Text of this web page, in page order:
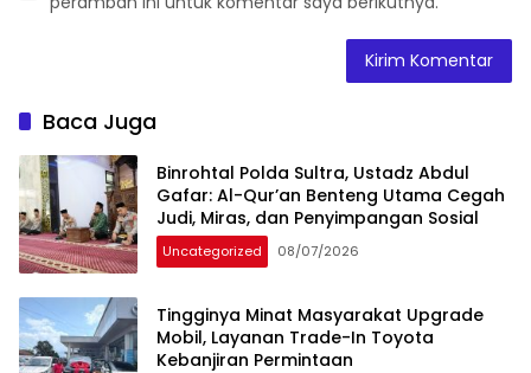
Baca Juga
Binrohtal Polda Sultra, Ustadz Abdul
Gafar: Al-Qur’an Benteng Utama Cegah
Judi, Miras, dan Penyimpangan Sosial
Uncategorized 08/07/2026
Tingginya Minat Masyarakat Upgrade
Mobil, Layanan Trade-In Toyota
Kebanjiran Permintaan